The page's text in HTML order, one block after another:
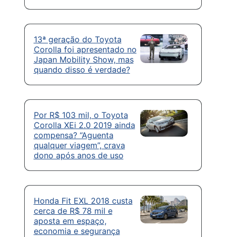
13ª geração do Toyota
Corolla foi apresentado no
Japan Mobility Show, mas
quando disso é verdade?
Por R$ 103 mil, o Toyota
Corolla XEi 2.0 2019 ainda
compensa? “Aguenta
qualquer viagem”, crava
dono após anos de uso
Honda Fit EXL 2018 custa
cerca de R$ 78 mil e
aposta em espaço,
economia e segurança